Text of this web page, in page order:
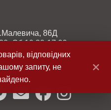
відповідних
запиту, не
86Д
Сб 10:30-17:00
38 77
87 87